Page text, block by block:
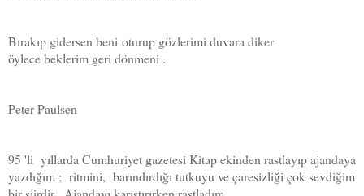
Bırakıp gidersen beni oturup gözlerimi duvara diker
öylece beklerim geri dönmeni .
Peter Paulsen
95 'li yıllarda Cumhuriyet gazetesi Kitap ekinden rastlayıp ajandaya
yazdığım ; ritmini, barındırdığı tutkuyu ve çaresizliği çok sevdiğim